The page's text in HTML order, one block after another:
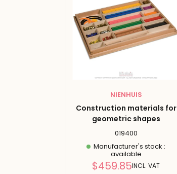
NIENHUIS
Construction materials for
geometric shapes
019400
Manufacturer's stock :
available
Reduced
$459.85INCL. VAT